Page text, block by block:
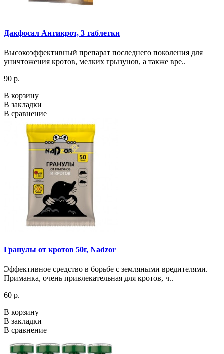
Дакфосал Антикрот, 3 таблетки
Высокоэффективный препарат последнего поколения для
уничтожения кротов, мелких грызунов, а также вре..
90 р.
В корзину
В закладки
В сравнение
Гранулы от кротов 50г, Nadzor
Эффективное средство в борьбе с земляными вредителями.
Приманка, очень привлекательная для кротов, ч..
60 р.
В корзину
В закладки
В сравнение